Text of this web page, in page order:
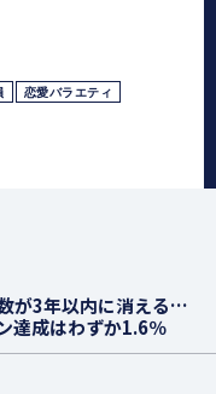
恋愛バラエティ
が3年以内に消える…
達成はわずか1.6％